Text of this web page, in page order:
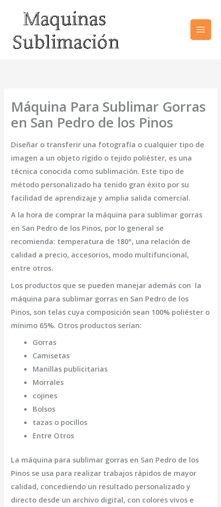
contenido
Máquina Para Sublimar Gorras
en San Pedro de los Pinos
Diseñar o transferir una fotografía o cualquier tipo de
imagen a un objeto rígido o tejido poliéster, es una
técnica conocida como sublimación. Este tipo de
método personalizado ha tenido gran éxito por su
facilidad de aprendizaje y amplia salida comercial.
A la hora de comprar la máquina para sublimar gorras
en San Pedro de los Pinos, por lo general se
recomienda: temperatura de 180°, una relación de
calidad a precio, accesorios, modo multifuncional,
entre otros.
Los productos que se pueden manejar además con la
máquina para sublimar gorras en San Pedro de los
Pinos, son telas cuya composición sean 100% poliéster o
mínimo 65%. Otros productos serían:
Gorras
Camisetas
Manillas publicitarias
Morrales
cojines
Bolsos
tazas o pocillos
Entre Otros
La máquina para sublimar gorras en San Pedro de los
Pinos se usa para realizar trabajos rápidos de mayor
calidad, concediendo un resultado personalizado y
directo desde un archivo digital, con colores vivos e